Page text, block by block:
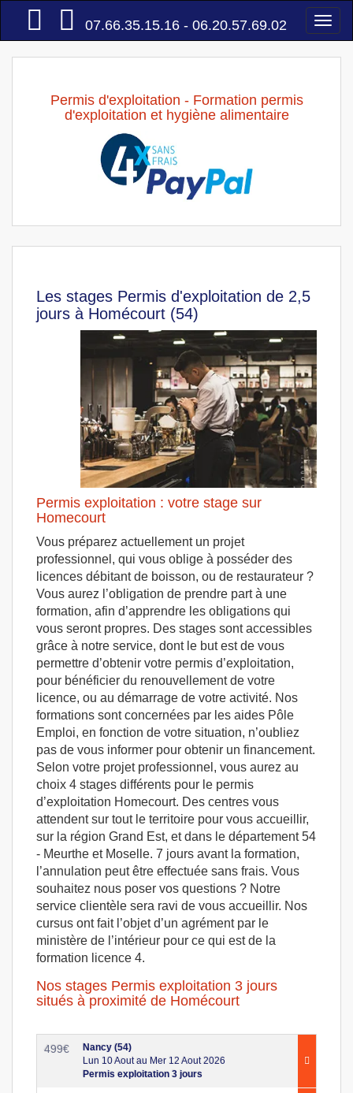
Accueil
07.66.35.15.16 - 06.20.57.69.02
Permis d'exploitation - Formation permis
d'exploitation et hygiène alimentaire
Les stages Permis d'exploitation de 2,5
jours à Homécourt (54)
Permis exploitation : votre stage sur
Homecourt
Vous préparez actuellement un projet
professionnel, qui vous oblige à posséder des
licences débitant de boisson, ou de restaurateur ?
Vous aurez l’obligation de prendre part à une
formation, afin d’apprendre les obligations qui
vous seront propres. Des stages sont accessibles
grâce à notre service, dont le but est de vous
permettre d’obtenir votre permis d’exploitation,
pour bénéficier du renouvellement de votre
licence, ou au démarrage de votre activité. Nos
formations sont concernées par les aides Pôle
Emploi, en fonction de votre situation, n’oubliez
pas de vous informer pour obtenir un financement.
Selon votre projet professionnel, vous aurez au
choix 4 stages différents pour le permis
d’exploitation Homecourt. Des centres vous
attendent sur tout le territoire pour vous accueillir,
sur la région Grand Est, et dans le département 54
- Meurthe et Moselle. 7 jours avant la formation,
l’annulation peut être effectuée sans frais. Vous
souhaitez nous poser vos questions ? Notre
service clientèle sera ravi de vous accueillir. Nos
cursus ont fait l’objet d’un agrément par le
ministère de l’intérieur pour ce qui est de la
formation licence 4.
Nos stages Permis exploitation 3 jours
situés à proximité de Homécourt
499€
Nancy (54)
Lun 10 Aout au Mer 12 Aout 2026
Permis exploitation 3 jours